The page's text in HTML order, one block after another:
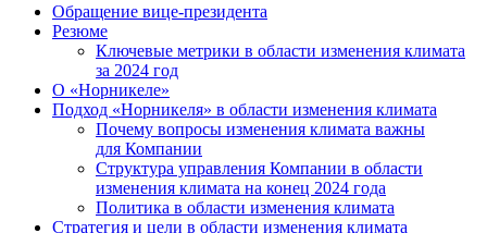
Обращение вице-президента
Резюме
Ключевые метрики в области изменения климата
за 2024 год
О «Норникеле»
Подход «Норникеля» в области изменения климата
Почему вопросы изменения климата важны
для Компании
Структура управления Компании в области
изменения климата на конец 2024 года
Политика в области изменения климата
Стратегия и цели в области изменения климата